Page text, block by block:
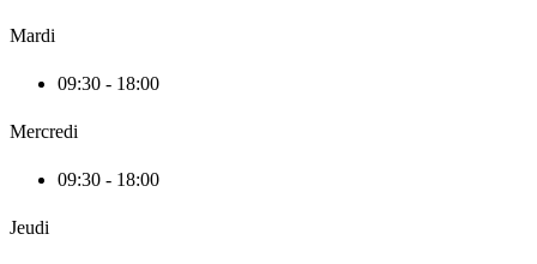
Mardi
09:30 - 18:00
Mercredi
09:30 - 18:00
Jeudi